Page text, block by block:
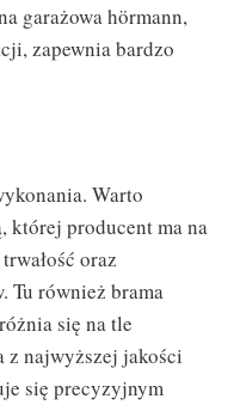
garażowa hörmann,
zapewnia bardzo
Warto
której producent ma na
oraz
Tu również brama
się na tle
z najwyższej jakości
się precyzyjnym